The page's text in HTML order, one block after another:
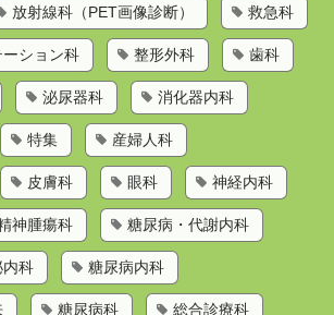
放射線科（PET画像診断） 救急科
ション科 整形外科 歯科
泌尿器科 消化器内科
特集 産婦人科
皮膚科 眼科 神経内科
神腫瘍科 糖尿病・代謝内科
内科 糖尿病内科
糖尿病科 総合診療科